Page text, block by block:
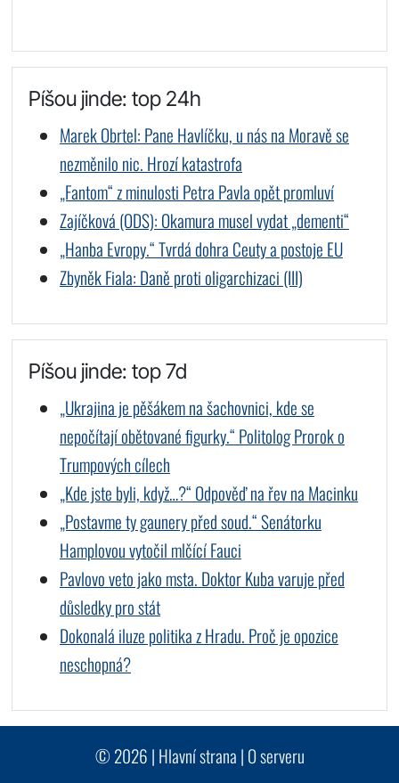
Píšou jinde: top 24h
Marek Obrtel: Pane Havlíčku, u nás na Moravě se
nezměnilo nic. Hrozí katastrofa
„Fantom“ z minulosti Petra Pavla opět promluví
Zajíčková (ODS): Okamura musel vydat „dementi“
„Hanba Evropy.“ Tvrdá dohra Ceuty a postoje EU
Zbyněk Fiala: Daně proti oligarchizaci (III)
Píšou jinde: top 7d
„Ukrajina je pěšákem na šachovnici, kde se
nepočítají obětované figurky.“ Politolog Prorok o
Trumpových cílech
„Kde jste byli, když…?“ Odpověď na řev na Macinku
„Postavme ty gaunery před soud.“ Senátorku
Hamplovou vytočil mlčící Fauci
Pavlovo veto jako msta. Doktor Kuba varuje před
důsledky pro stát
Dokonalá iluze politika z Hradu. Proč je opozice
neschopná?
© 2026 | Hlavní strana | O serveru